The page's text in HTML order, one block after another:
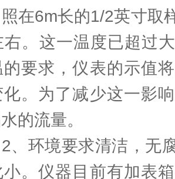
在6m长的1/2英寸取
。这一温度已超过
要求，仪表的示值
。为了减少这一影
的流量。
环境要求清洁，无腐
。仪器目前有加表